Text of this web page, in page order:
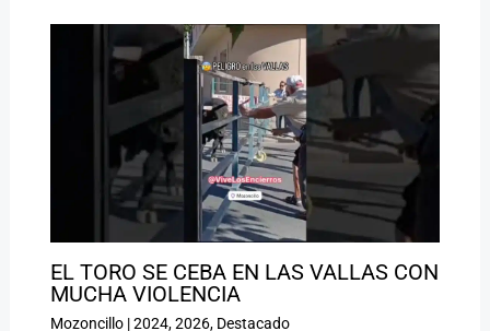
EL TORO SE CEBA EN LAS VALLAS CON
MUCHA VIOLENCIA
Mozoncillo|2024,2026, Destacado